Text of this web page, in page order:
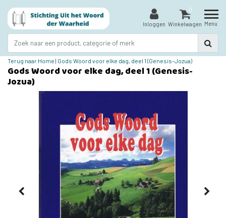
Inloggen
0
Winkelwagen Menu
Terug naar Home | Gods Woord voor elke dag, deel 1 (Genesis-Jozua)
Gods Woord voor elke dag, deel 1 (Genesis-
Jozua)